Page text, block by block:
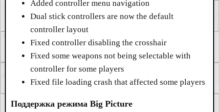
Added controller menu navigation
Dual stick controllers are now the default
controller layout
Fixed controller disabling the crosshair
Fixed some weapons not being selectable with
controller for some players
Fixed file loading crash that affected some players
Поддержка режима Big Picture